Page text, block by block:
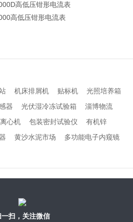
高低压钳形电流表
高低压钳形电流表
机床排屑机 贴标机
光照培养箱
器 光伏湿冷冻试验箱
淄博物流
心机 包装密封试验仪
有机锌
黄沙水泥市场
多功能电子内窥镜
扫，关注微信